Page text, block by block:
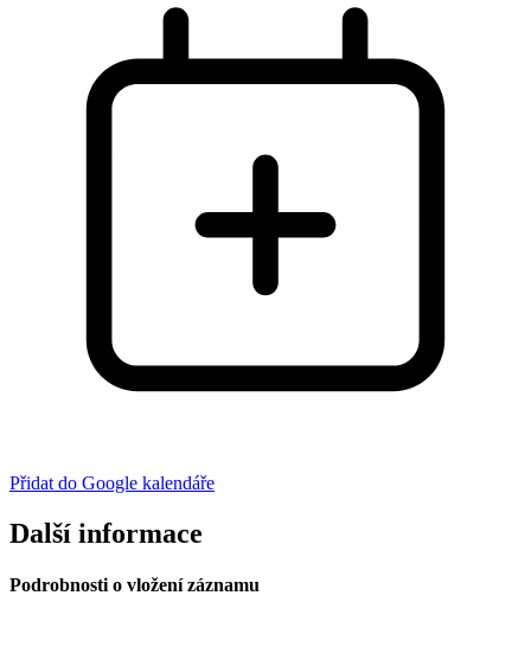
Přidat do Google kalendáře
Další informace
Podrobnosti o vložení záznamu